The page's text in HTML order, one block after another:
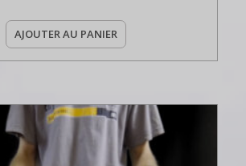
AJOUTER AU PANIER